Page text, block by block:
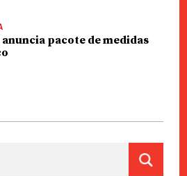
anuncia pacote de medidas